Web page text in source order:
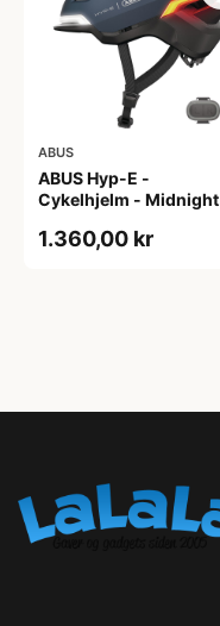
ABUS
ABUS Hyp-E -
Cykelhjelm - Midnight
1.360,00 kr